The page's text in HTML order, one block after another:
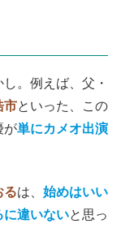
。例えば、父・
市といった、この
が単にカメオ出演
るは、 始めはいい
に違いないと思っ